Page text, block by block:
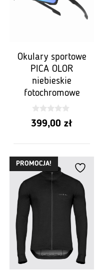
Okulary sportowe
PICA OLOR
niebieskie
fotochromowe
0
z
399,00 zł
PROMOCJA!